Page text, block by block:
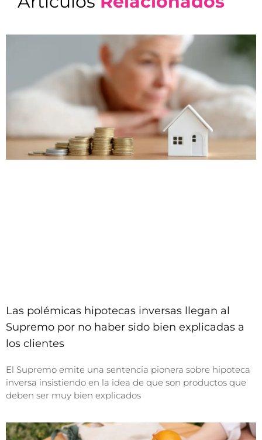
Las polémicas hipotecas inversas llegan al
Supremo por no haber sido bien explicadas a
los clientes
El Supremo emite una sentencia pionera sobre hipoteca
inversa insistiendo en la idea de que son productos que
deben ser muy bien explicados